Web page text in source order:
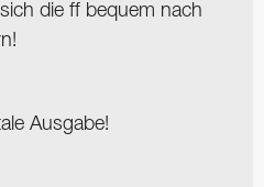
sich die ff bequem nach
Ausgabe!